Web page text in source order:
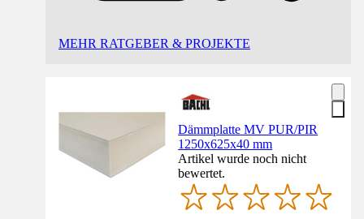
MEHR RATGEBER & PROJEKTE
Dämmplatte MV PUR/PIR
1250x625x40 mm
Artikel wurde noch nicht
bewertet.